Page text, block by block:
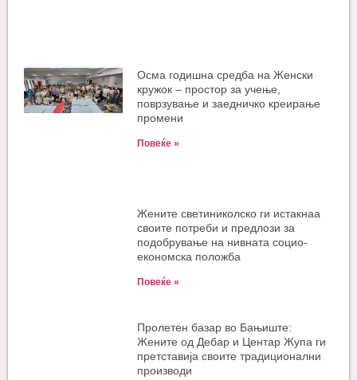
Oсма годишна средба на Женски
кружок – простор за учење,
поврзување и заедничко креирање
промени
Повеќе »
Жените светиниколско ги истакнаа
своите потреби и предлози за
подобрување на нивната социо-
економска положба
Повеќе »
Пролетен базар во Бањиште:
Жените од Дебар и Центар Жупа ги
претставија своите традиционални
производи